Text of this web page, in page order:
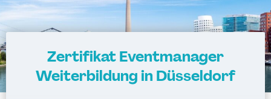
Zertifikat Eventmanager
Weiterbildung in Düsseldorf